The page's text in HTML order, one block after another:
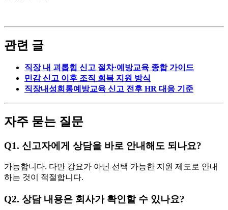
관련 글
직장 내 괴롭힘 신고 절차·예방교육 종합 가이드
민감 신고 이후 조직 회복 지원 방식
직장내성희롱예방교육 신고 전후 HR 대응 기준
자주 묻는 질문
Q1. 신고자에게 상담을 바로 안내해도 되나요?
가능합니다. 다만 강요가 아닌 선택 가능한 지원 제도로 안내
하는 것이 적절합니다.
Q2. 상담 내용은 회사가 확인할 수 있나요?